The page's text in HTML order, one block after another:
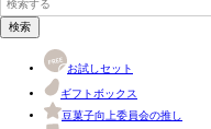
検索
お試しセット
ギフトボックス
豆菓子向上委員会の推し